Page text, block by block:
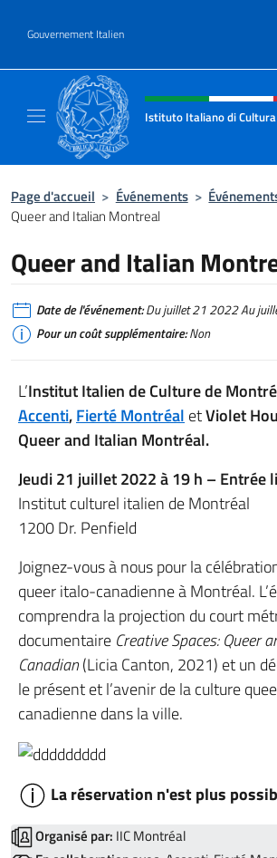
Gouvernement Italien
Site Web, social et
Istituto Italiano di
Page d'accueil > Événements >
Queer and Italian Montreal
Queer and Italian
Date de l'événement:Du juillet 21 2022 Au
Pour un coût supplémentaire:Non
L’Institut Italien de Culture de
Accenti,Fierté Montréal etViolet Hou
Queer and Italian Montréal.
Jeudi 21 juillet 2022 à 19 h – Entrée
Institut culturel italien de Montréal
1200 Dr. Penfield
Joignez-vous à nous pour la
queer italo-canadienne à Montréal.
comprendra la projection du court
documentaire Creative Spaces: Queer
Canadian(Licia Canton, 2021) et un
le présent et l’avenir de la culture
canadienne dans la ville.
La réservation n'est plus
Organisé par: IIC Montréal